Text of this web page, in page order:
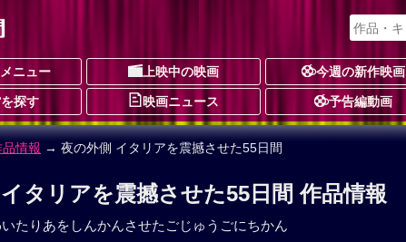
ニュー 上映中の映画 今週の新作映画
探す 映画ニュース 予告編動画
品情報 → 夜の外側 イタリアを震撼させた55日間
タリアを震撼させた55日間 作品情報
たりあをしんかんさせたごじゅうごにちかん